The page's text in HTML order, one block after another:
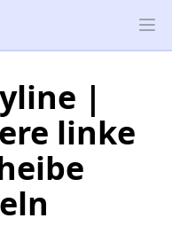
|
linke